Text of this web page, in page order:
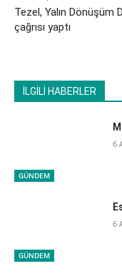
Tezel, Yalın Dönüşüm
çağrısı yaptı
İLGİLİ HABERLER
GÜNDEM
6
GÜNDEM
6